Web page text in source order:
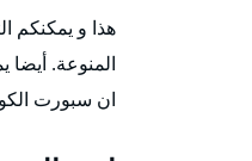
ان سبورت